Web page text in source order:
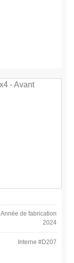
Année de fabrication
2024
Interne #D207